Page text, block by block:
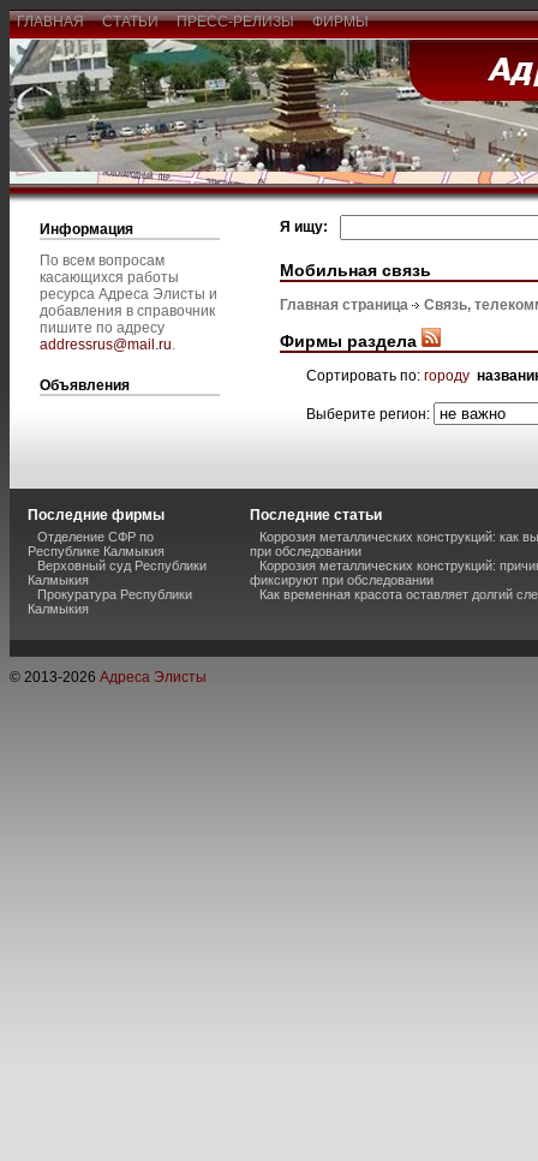
ГЛАВНАЯ СТАТЬИ ПРЕСС-РЕЛИЗЫ ФИРМЫ
Информация
По всем вопросам
касающихся работы
ресурса Адреса Элисты и
добавления в справочник
пишите по адресу
addressrus@mail.ru.
Объявления
Я ищу:
Мобильная связь
Главная страница Связь,
Фирмы раздела
Сортировать по: городу
Выберите регион:
Последние фирмы
Отделение СФР по
Республике Калмыкия
Верховный суд Республики
Калмыкия
Прокуратура Республики
Калмыкия
Последние статьи
Коррозия металлических конструкций: как
при обследовании
Коррозия металлических конструкций:
фиксируют при обследовании
Как временная красота оставляет долгий
© 2013-2026 Адреса Элисты